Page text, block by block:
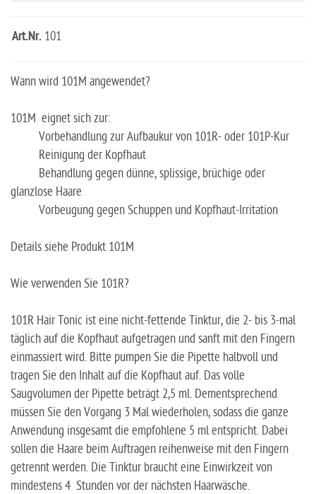
Art.Nr. 101
Wann wird 101M angewendet?
101M eignet sich zur:
Vorbehandlung zur Aufbaukur von 101R- oder 101P-Kur
Reinigung der Kopfhaut
Behandlung gegen dünne, splissige, brüchige oder
glanzlose Haare
Vorbeugung gegen Schuppen und Kopfhaut-Irritation
Details siehe Produkt 101M
Wie verwenden Sie 101R?
101R Hair Tonic ist eine nicht-fettende Tinktur, die 2- bis 3-mal
täglich auf die Kopfhaut aufgetragen und sanft mit den Fingern
einmassiert wird. Bitte pumpen Sie die Pipette halbvoll und
tragen Sie den Inhalt auf die Kopfhaut auf. Das volle
Saugvolumen der Pipette beträgt 2,5 ml. Dementsprechend
müssen Sie den Vorgang 3 Mal wiederholen, sodass die ganze
Anwendung insgesamt die empfohlene 5 ml entspricht. Dabei
sollen die Haare beim Auftragen reihenweise mit den Fingern
getrennt werden. Die Tinktur braucht eine Einwirkzeit von
mindestens 4 Stunden vor der nächsten Haarwäsche.